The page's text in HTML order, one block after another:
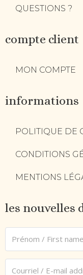
QUESTIONS ?
compte client
MON COMPTE
informations
POLITIQUE DE
CONDITIONS
MENTIONS
les nouvelles